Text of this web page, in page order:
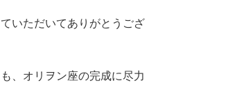
いただいてありがとうござ
、オリヲン座の完成に尽力